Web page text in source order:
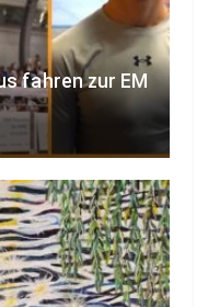
fahren zur EM